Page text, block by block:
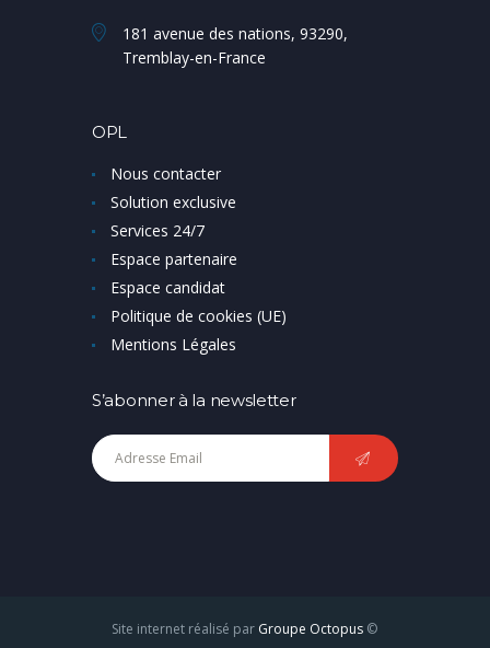
181 avenue des nations, 93290,
Tremblay-en-France
OPL
Nous contacter
Solution exclusive
Services 24/7
Espace partenaire
Espace candidat
Politique de cookies (UE)
Mentions Légales
S’abonner à la newsletter
Site internet réalisé par Groupe Octopus ©